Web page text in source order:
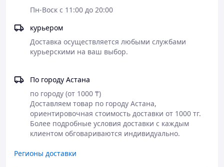
Игрушечный мобиль с интерактивными
игрушечными шариками
Тканевые части легко снимаются для машинной
стирки
безопасность, качество и надежность
Пн-Воск с 11:00 до 20:00
курьером
Доставка осуществляется любыми службами
По городу Астана
по городу (от 1000 ₸)
Доставляем товар по городу Астана,
ориентировочная стоимость доставки от 1000 тг.
Более подробные условия доставки с каждым
клиентом обговариваются индивидуально.
Регионы доставки